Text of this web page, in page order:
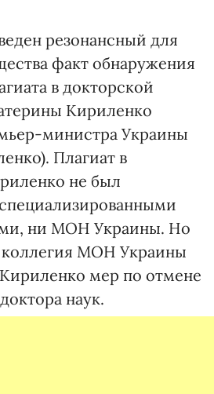
резонансный для
факт обнаружения
в докторской
Кириленко
министра Украины
Плагиат в
не был
ни МОН Украины. Но
коллегия МОН Украины
мер по отмене
наук.